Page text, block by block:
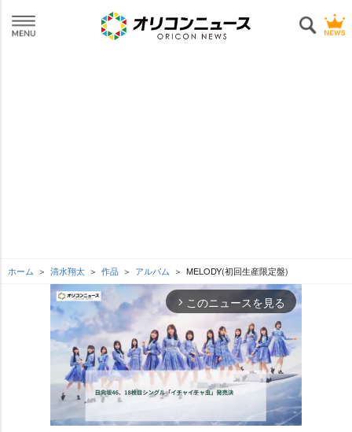
ホーム 清水翔太 作品 アルバム MELODY(初回生産限定盤)
arrow_forward_ios このニュースを見る